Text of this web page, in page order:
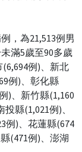
，為21,513例男
滿5歲至90多歲
例)、新北
例)、彰化縣
)、新竹縣(1,160
縣(1,021例)、
例)、花蓮縣(674
(471例)、澎湖